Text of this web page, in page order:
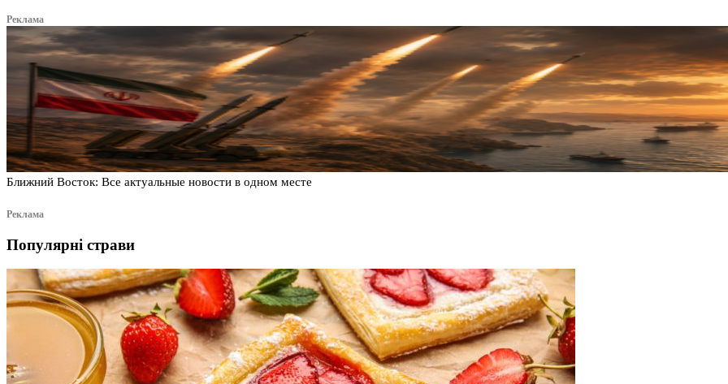
Реклама
Ближний Восток: Все актуальные новости в одном месте
Реклама
Популярні страви